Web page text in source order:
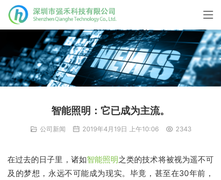
智能照明：它已成为主流。
公司新闻 2019年4月19日 上午10:06 2343
在过去的日子里，诸如智能照明之类的技术将被视为遥不可
及的梦想，永远不可能成为现实。毕竟，甚至在30年前，